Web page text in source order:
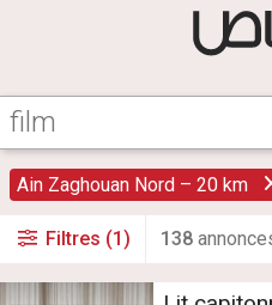
Ain Zaghouan Nord – 20 km
Filtres (1) 138 annonce